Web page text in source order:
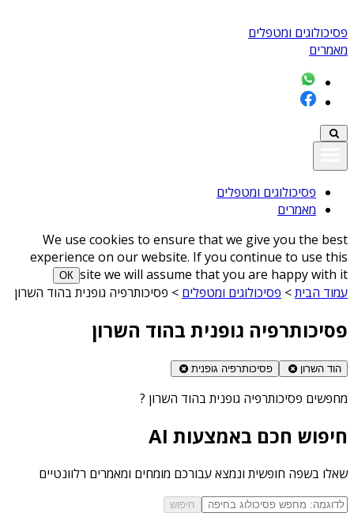
פסיכולוגים ומטפלים
מאמרים
פסיכולוגים ומטפלים
מאמרים
We use cookies to ensure that we give you the best
experience on our website. If you continue to use this
site we will assume that you are happy with it
ОК
עמוד הבית> פסיכולוגים ומטפלים > פסיכותרפיה גופנית בהוד השרון
פסיכותרפיה גופנית בהוד השרון
הוד השרון פסיכותרפיה גופנית
מחפשים פסיכותרפיה גופנית בהוד השרון ?
חיפוש חכם באמצעות AI
שאלו בשפה חופשית ונמצא עבורכם מומחים ומאמרים רלוונטיים
חיפוש